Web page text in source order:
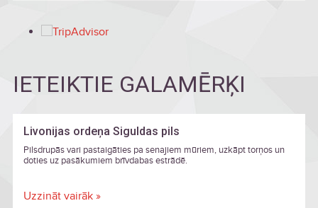
IETEIKTIE GALAMĒRĶI
Livonijas ordeņa Siguldas pils
Pilsdrupās vari pastaigāties pa senajiem mūriem, uzkāpt torņos un
doties uz pasākumiem brīvdabas estrādē.
Uzzināt vairāk »